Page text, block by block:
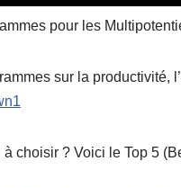
pour les
sur la productivité,
choisir ? Voici le Top 5